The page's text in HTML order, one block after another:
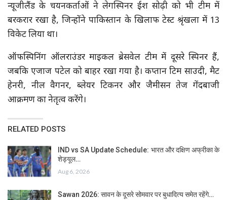
न्यूजीलैंड के चयनकर्ताओं ने लेगस्पिनर ईश सोढ़ी को भी टीम में
बरकरार रखा है, जिन्होंने पाकिस्तान के खिलाफ टेस्ट श्रृंखला में 13
विकेट लिया था।
ऑफस्पिनिंग ऑलराउंडर माइकल ब्रेसवेल टीम में दूसरे स्पिनर हैं,
जबकि एजाज पटेल को बाहर रखा गया है। कप्तान टिम साउदी, मैट
हेनरी, नील वैगनर, ब्लेयर टिकनर और जैमीसन तेज गेंदबाजी
आक्रमण का नेतृत्व करेंगे।
RELATED POSTS
IND vs SA Update Schedule: भारत और दक्षिण अफ्रीका के
शेड्यूल…
Aug 6, 2026
Sawan 2026: सावन के दूसरे सोमवार पर बुधादित्य समेत रहेंगे…